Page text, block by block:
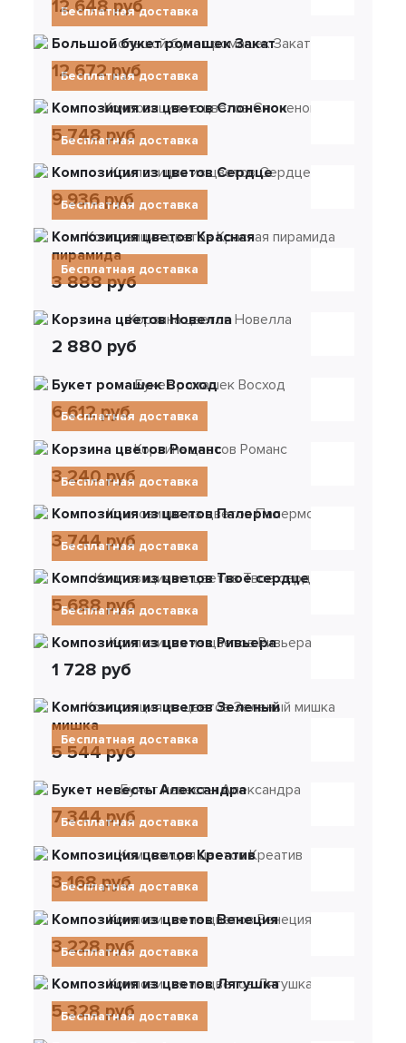
Бесплатная доставка
12 648 руб
Бесплатная доставка
Большой букет ромашек Закат
12 672 руб
Бесплатная доставка
Композиция из цветов Слоненок
5 748 руб
Бесплатная доставка
Композиция из цветов Сердце
9 936 руб
Бесплатная доставка
Композиция цветов Красная
пирамида
3 888 руб
Корзина цветов Новелла
2 880 руб
Бесплатная доставка
Букет ромашек Восход
6 612 руб
Бесплатная доставка
Корзина цветов Романс
3 240 руб
Бесплатная доставка
Композиция из цветов Палермо
3 744 руб
Бесплатная доставка
Композиция из цветов Твое сердце
5 688 руб
Композиция из цветов Ривьера
1 728 руб
Бесплатная доставка
Композиция из цветов Зеленый
мишка
5 544 руб
Бесплатная доставка
Букет невесты Александра
7 344 руб
Бесплатная доставка
Композиция цветов Креатив
3 168 руб
Бесплатная доставка
Композиция из цветов Венеция
3 228 руб
Бесплатная доставка
Композиция из цветов Лягушка
5 328 руб